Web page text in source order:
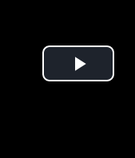
Play